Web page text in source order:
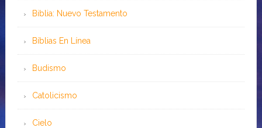
Biblia: Nuevo Testamento
Bíblias En Línea
Budismo
Catolicismo
Cielo